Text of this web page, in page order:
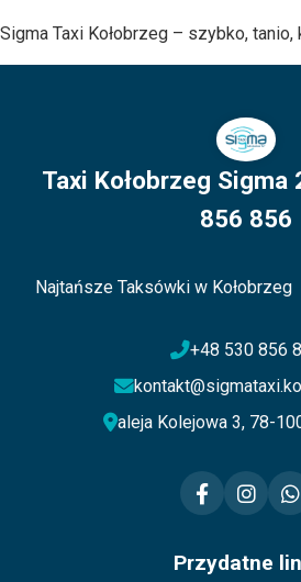
Sigma Taxi Kołobrzeg – szybko,
Taxi Kołobrzeg
856 856
Najtańsze Taksówki w Kołobrzeg
+48 530 856
aleja Kolejowa 3, 78-
Przydatne